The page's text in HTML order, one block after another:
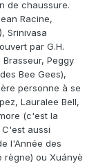
de chaussure.
Racine,
Srinivasa
par G.H.
Peggy
Bee Gees),
personne à se
Lauralee Bell,
(c'est la
aussi
l'Année des
règne) ou Xuányè